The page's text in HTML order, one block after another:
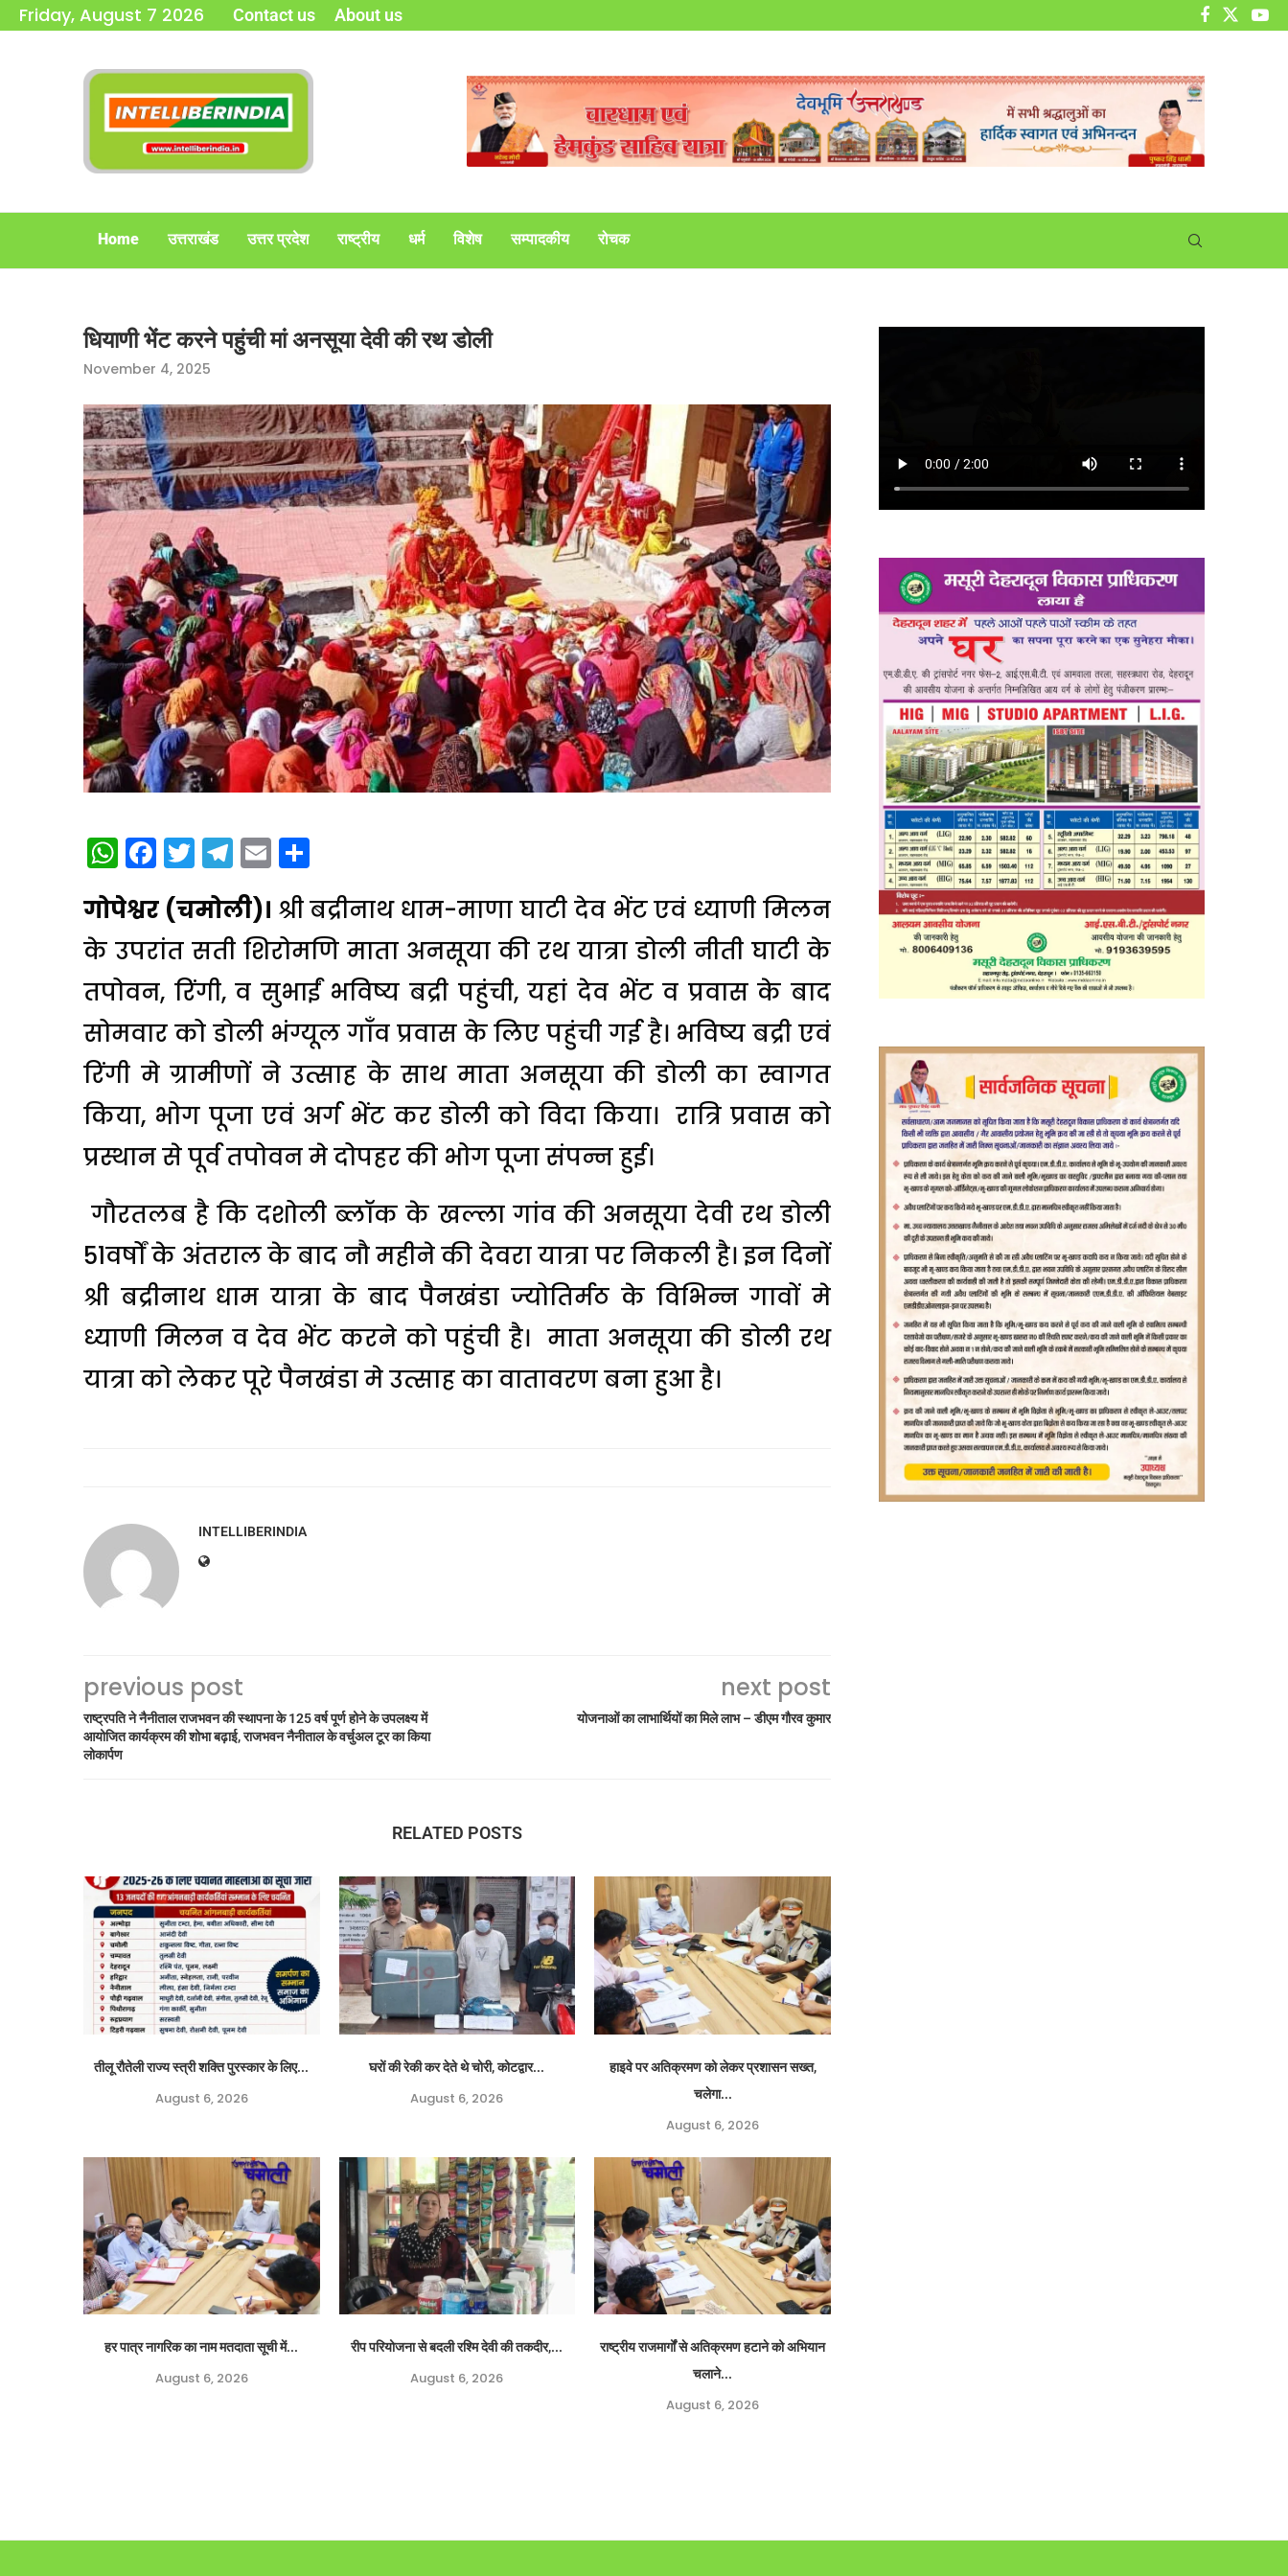
Friday, August 7 2026 Contact us About us
Home उत्तराखंड उत्तर प्रदेश राष्ट्रीय धर्म विशेष सम्पादकीय रोचक
धियाणी भेंट करने पहुंची मां अनसूया देवी की रथ डोली
November 4, 2025
WhatsApp
Facebook
Twitter
Telegram
Email
गोपेश्वर (चमोली)। श्री बद्रीनाथ धाम-माणा घाटी देव भेंट एवं ध्याणी मिलन
के उपरांत सती शिरोमणि माता अनसूया की रथ यात्रा डोली नीती घाटी के
तपोवन, रिंगी, व सुभाईं भविष्य बद्री पहुंची, यहां देव भेंट व प्रवास के बाद
सोमवार को डोली भंग्यूल गाँव प्रवास के लिए पहुंची गई है। भविष्य बद्री एवं
रिंगी मे ग्रामीणों ने उत्साह के साथ माता अनसूया की डोली का स्वागत
किया, भोग पूजा एवं अर्ग भेंट कर डोली को विदा किया। रात्रि प्रवास को
प्रस्थान से पूर्व तपोवन मे दोपहर की भोग पूजा संपन्न हुई।
गौरतलब है कि दशोली ब्लॉक के खल्ला गांव की अनसूया देवी रथ डोली
51वर्षों के अंतराल के बाद नौ महीने की देवरा यात्रा पर निकली है। इन दिनों
श्री बद्रीनाथ धाम यात्रा के बाद पैनखंडा ज्योतिर्मठ के विभिन्न गावों मे
ध्याणी मिलन व देव भेंट करने को पहुंची है। माता अनसूया की डोली रथ
यात्रा को लेकर पूरे पैनखंडा मे उत्साह का वातावरण बना हुआ है।
INTELLIBERINDIA
previous post
राष्ट्रपति ने नैनीताल राजभवन की स्थापना के 125 वर्ष पूर्ण होने के उपलक्ष्य में
आयोजित कार्यक्रम की शोभा बढ़ाई, राजभवन नैनीताल के वर्चुअल टूर का किया
लोकार्पण
next post
योजनाओं का लाभार्थियों का मिले लाभ – डीएम गौरव कुमार
RELATED POSTS
तीलू रौतेली राज्य स्त्री शक्ति पुरस्कार के लिए...
August 6, 2026
घरों की रेकी कर देते थे चोरी, कोटद्वार...
August 6, 2026
हाइवे पर अतिक्रमण को लेकर प्रशासन सख्त,
चलेगा...
August 6, 2026
हर पात्र नागरिक का नाम मतदाता सूची में...
August 6, 2026
रीप परियोजना से बदली रश्मि देवी की तकदीर,...
August 6, 2026
राष्ट्रीय राजमार्गों से अतिक्रमण हटाने को अभियान
चलाने...
August 6, 2026